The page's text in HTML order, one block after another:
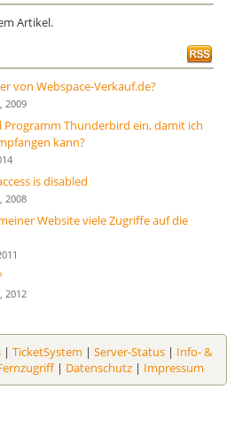
Artikel.
von Webspace-Verkauf.de?
2009
Programm Thunderbird ein, damit ich
kann?
is disabled
2008
Website viele Zugriffe auf die
2012
| TicketSystem | Server-Status| Info- &
| Datenschutz| Impressum